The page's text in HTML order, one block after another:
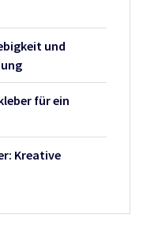
und
für ein
Kreative